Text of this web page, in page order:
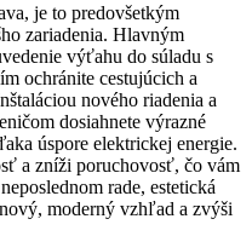
je to predovšetkým
zariadenia. Hlavným
výťahu do súladu s
ochránite cestujúcich a
nového riadenia a
dosiahnete výrazné
úspore elektrickej energie.
a zníži poruchovosť, čo vám
rade, estetická
moderný vzhľad a zvýši